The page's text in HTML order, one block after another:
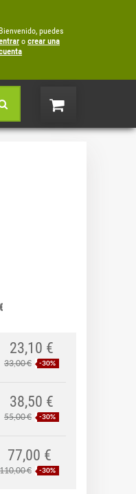
Bienvenido, puedes
o crear una
23,10 €
33,00 € -30%
38,50 €
55,00 € -30%
77,00 €
110,00 € -30%